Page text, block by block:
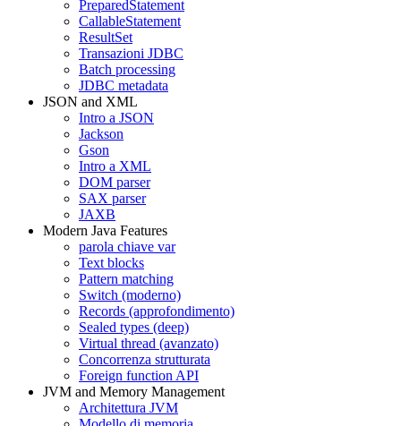
PreparedStatement
CallableStatement
ResultSet
Transazioni JDBC
Batch processing
JDBC metadata
JSON and XML
Intro a JSON
Jackson
Gson
Intro a XML
DOM parser
SAX parser
JAXB
Modern Java Features
parola chiave var
Text blocks
Pattern matching
Switch (moderno)
Records (approfondimento)
Sealed types (deep)
Virtual thread (avanzato)
Concorrenza strutturata
Foreign function API
JVM and Memory Management
Architettura JVM